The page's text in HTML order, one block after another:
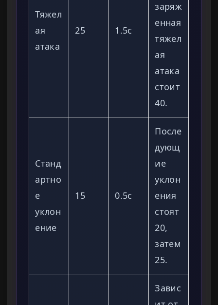
Тяжел
ая
атака
25 1.5с
заряж
енная
тяжел
ая
атака
стоит
40.
Станд
артно
е
уклон
ение
15 0.5с
После
дующ
ие
уклон
ения
стоят
20,
затем
25.
Завис